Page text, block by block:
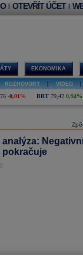
| OTEVŘÍT ÚČET |
EKONOMIKA
ROZHOVORY VIDEO
-0,01% BRT 79,42 0,94%
pokračuje